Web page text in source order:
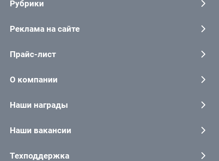
Рубрики
Реклама на сайте
Прайс-лист
О компании
Наши награды
Наши вакансии
Техподдержка